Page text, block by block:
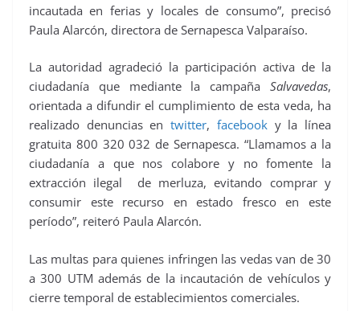
incautada en ferias y locales de consumo”, precisó
Paula Alarcón, directora de Sernapesca Valparaíso.
La autoridad agradeció la participación activa de la
ciudadanía que mediante la campaña Salvavedas,
orientada a difundir el cumplimiento de esta veda, ha
realizado denuncias entwitter, facebooky la línea
gratuita 800 320 032 de Sernapesca. “Llamamos a la
ciudadanía a que nos colabore y no fomente la
extracción ilegal de merluza, evitando comprar y
consumir este recurso en estado fresco en este
período”, reiteró Paula Alarcón.
Las multas para quienes infringen las vedas van de 30
a 300 UTM además de la incautación de vehículos y
cierre temporal de establecimientos comerciales.